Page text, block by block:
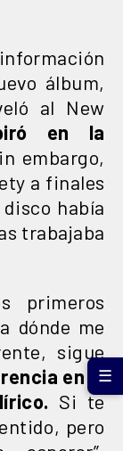
álbum,
al New
en la
embargo,
a finales
había
trabajaba
primeros
dónde me
sigue
en el
Si te
pero
☰